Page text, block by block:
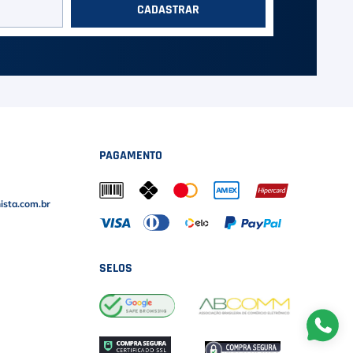
CADASTRAR
PAGAMENTO
SELOS